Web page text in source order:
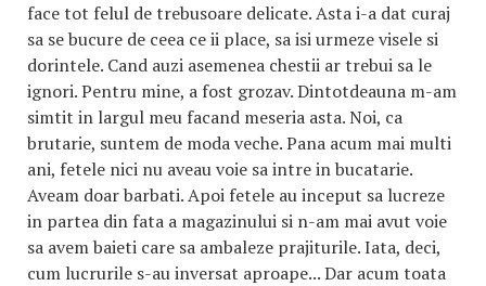
face tot felul de trebusoare delicate. Asta i-a dat curaj
sa se bucure de ceea ce ii place, sa isi urmeze visele si
dorintele. Cand auzi asemenea chestii ar trebui sa le
ignori. Pentru mine, a fost grozav. Dintotdeauna m-am
simtit in largul meu facand meseria asta. Noi, ca
brutarie, suntem de moda veche. Pana acum mai multi
ani, fetele nici nu aveau voie sa intre in bucatarie.
Aveam doar barbati. Apoi fetele au inceput sa lucreze
in partea din fata a magazinului si n-am mai avut voie
sa avem baieti care sa ambaleze prajiturile. Iata, deci,
cum lucrurile s-au inversat aproape... Dar acum toata